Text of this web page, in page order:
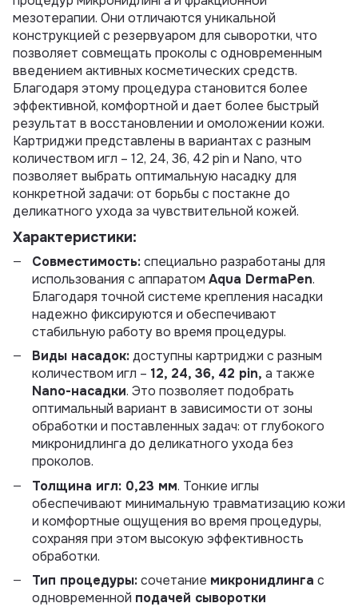
мезотерапии. Они отличаются уникальной
конструкцией с резервуаром для сыворотки, что
позволяет совмещать проколы с одновременным
введением активных косметических средств.
Благодаря этому процедура становится более
эффективной, комфортной и дает более быстрый
результат в восстановлении и омоложении кожи.
Картриджи представлены в вариантах с разным
количеством игл – 12, 24, 36, 42 pin и Nano, что
позволяет выбрать оптимальную насадку для
конкретной задачи: от борьбы с постакне до
деликатного ухода за чувствительной кожей.
Характеристики:
Совместимость:специально разработаны для
использования с аппаратом Aqua DermaPen.
Благодаря точной системе крепления насадки
надежно фиксируются и обеспечивают
стабильную работу во время процедуры.
Виды насадок:доступны картриджи с разным
количеством игл – 12, 24, 36, 42 pin, а также
Nano-насадки. Это позволяет подобрать
оптимальный вариант в зависимости от зоны
обработки и поставленных задач: от глубокого
микронидлинга до деликатного ухода без
проколов.
Толщина игл: 0,23 мм. Тонкие иглы
обеспечивают минимальную травматизацию кожи
и комфортные ощущения во время процедуры,
сохраняя при этом высокую эффективность
обработки.
Тип процедуры:сочетание микронидлинга с
одновременной подачей сыворотки